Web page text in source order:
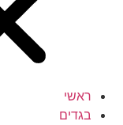
ראשי
בגדים